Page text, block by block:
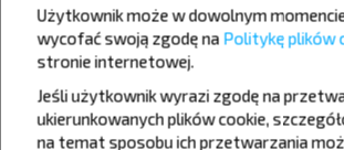
+20°C Rano
+21°C
+18°C Wieczór
+15°C
+14°C
Użytkownik może w dowolnym
wycofać swoją zgodę na Politykę plików
stronie internetowej.
Jeśli użytkownik wyrazi zgodę na
ukierunkowanych plików cookie,
na temat sposobu ich przetwarzania